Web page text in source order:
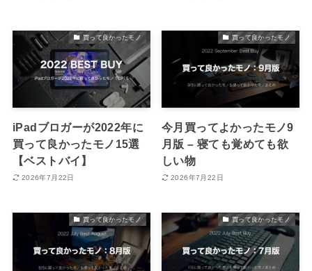
買って良かったモノ
iPadブロガーが2022年に
買って良かったモノ15選
【ベストバイ】
2026年7月22日
買って良かったモノ
今月買ってよかったモノ9
月版 – 寝ても覚めても欲
しい物
2026年7月22日
買って良かったモノ 買って良かったモノ